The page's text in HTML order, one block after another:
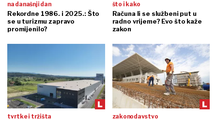
na današnji dan
Rekordne 1986. i 2025.: Što
se u turizmu zapravo
promijenilo?
što i kako
Računa li se službeni put u
radno vrijeme? Evo što kaže
zakon
tvrtke i tržišta zakonodavstvo